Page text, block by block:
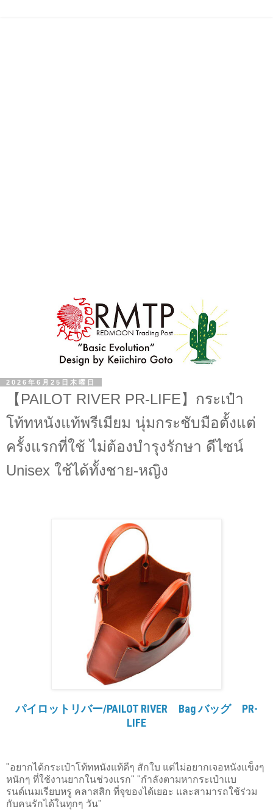
2026年6月25日木曜日
【PAILOT RIVER PR-LIFE】กระเป๋า
โท้ทหนังแท้พรีเมียม นุ่มกระชับมือตั้งแต่
ครั้งแรกที่ใช้ ไม่ต้องบำรุงรักษา ดีไซน์
Unisex ใช้ได้ทั้งชาย-หญิง
パイロットリバー/PAILOT RIVER Bag バッグ PR-
LIFE
"อยากได้กระเป๋าโท้ทหนังแท้ดีๆ สักใบ แต่ไม่อยากเจอหนังแข็งๆ
หนักๆ ที่ใช้งานยากในช่วงแรก" "กำลังตามหากระเป๋าแบ
รนด์เนมเรียบหรู คลาสสิก ที่จุของได้เยอะ และสามารถใช้ร่วม
กับคนรักได้ในทุกๆ วัน"